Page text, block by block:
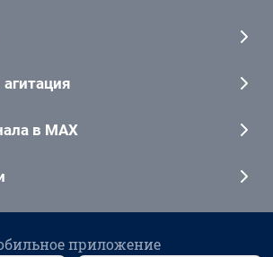
в MAX
приложение